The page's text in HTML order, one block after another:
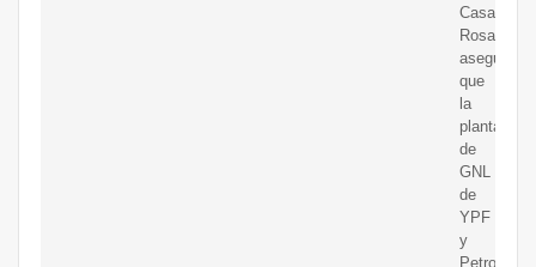
Casa
Rosada,
aseguró
que
la
planta
de
GNL
de
YPF
y
Petronas